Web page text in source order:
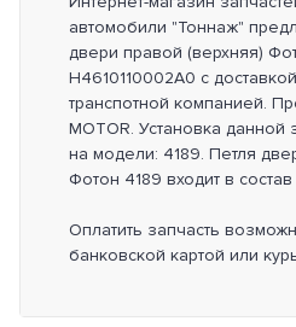
автомобили "Тоннаж"
двери правой (верхняя)
H4610110002A0 с
транспотной компанией.
MOTOR. Установка данной
на модели: 4189. Петля
Фотон 4189 входит в
Оплатить запчасть
банковской картой или